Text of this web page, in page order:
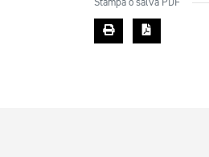
Stampa o salva PDF